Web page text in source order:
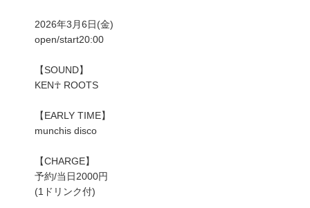
2026年3月6日(金)
open/start20:00
【SOUND】
KEN☥ ROOTS
【EARLY TIME】
munchis disco
【CHARGE】
予約/当日2000円
(1ドリンク付)